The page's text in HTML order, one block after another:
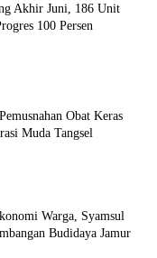
Akhir Juni, 186 Unit
100 Persen
Obat Keras
Muda Tangsel
Warga, Syamsul
Budidaya Jamur